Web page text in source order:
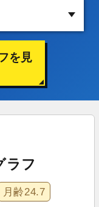
を見
ラフ
月齢24.7